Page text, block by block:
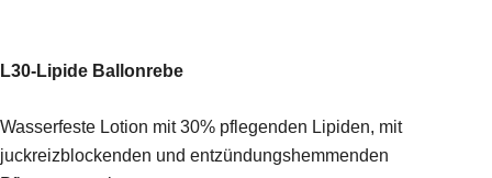
L30-Lipide Ballonrebe
Wasserfeste Lotion mit 30% pflegenden Lipiden, mit
juckreizblockenden und entzündungshemmenden